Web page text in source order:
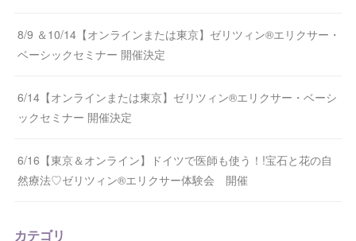
8/9 ＆10/14【オンラインまたは東京】ゼリツィン®エリクサー・
ベーシックセミナー 開催決定
6/14【オンラインまたは東京】ゼリツィン®エリクサー・ベーシ
ックセミナー 開催決定
6/16【東京＆オンライン】ドイツで医師も使う！!宝石と花の自
然療法♡ゼリツィン®エリクサー体験会 開催
カテゴリ